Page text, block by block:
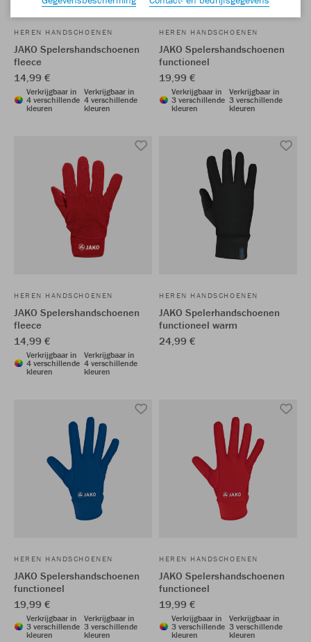
HEREN HANDSCHOENEN
JAKO Spelershandschoenen
fleece
14,99 €
Verkrijgbaar in
4 verschillende
kleuren
Verkrijgbaar in
4 verschillende
kleuren
HEREN HANDSCHOENEN
JAKO Spelershandschoenen
functioneel
19,99 €
Verkrijgbaar in
3 verschillende
kleuren
Verkrijgbaar in
3 verschillende
kleuren
HEREN HANDSCHOENEN
JAKO Spelershandschoenen
fleece
14,99 €
Verkrijgbaar in
4 verschillende
kleuren
Verkrijgbaar in
4 verschillende
kleuren
HEREN HANDSCHOENEN
JAKO Spelerhandschoenen
functioneel warm
24,99 €
HEREN HANDSCHOENEN
JAKO Spelershandschoenen
functioneel
19,99 €
Verkrijgbaar in
3 verschillende
kleuren
Verkrijgbaar in
3 verschillende
kleuren
HEREN HANDSCHOENEN
JAKO Spelershandschoenen
functioneel
19,99 €
Verkrijgbaar in
3 verschillende
kleuren
Verkrijgbaar in
3 verschillende
kleuren